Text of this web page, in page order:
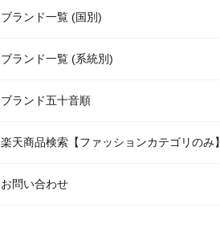
ブランド一覧 (国別)
ブランド一覧 (系統別)
ブランド五十音順
楽天商品検索【ファッションカテゴリのみ】
お問い合わせ